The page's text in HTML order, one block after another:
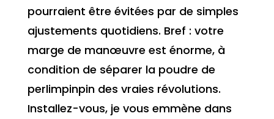
pourraient être évitées par de simples
ajustements quotidiens. Bref : votre
marge de manœuvre est énorme, à
condition de séparer la poudre de
perlimpinpin des vraies révolutions.
Installez-vous, je vous emmène dans